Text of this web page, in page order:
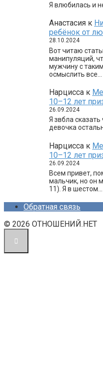
Я влюбилась и
Анастасия к
ребёнок от
28.10.2024
Вот читаю
манипуляций,
мужчину с
осмыслить все…
Нарцисса к
10–12 лет
26.09.2024
Я звбла
девочка
Нарцисса к
10–12 лет
26.09.2024
Всем привет,
мальчик, но он
11). Я в шестом…
Обратная связь
© 2026 ОТНОШЕНИЙ.НЕТ